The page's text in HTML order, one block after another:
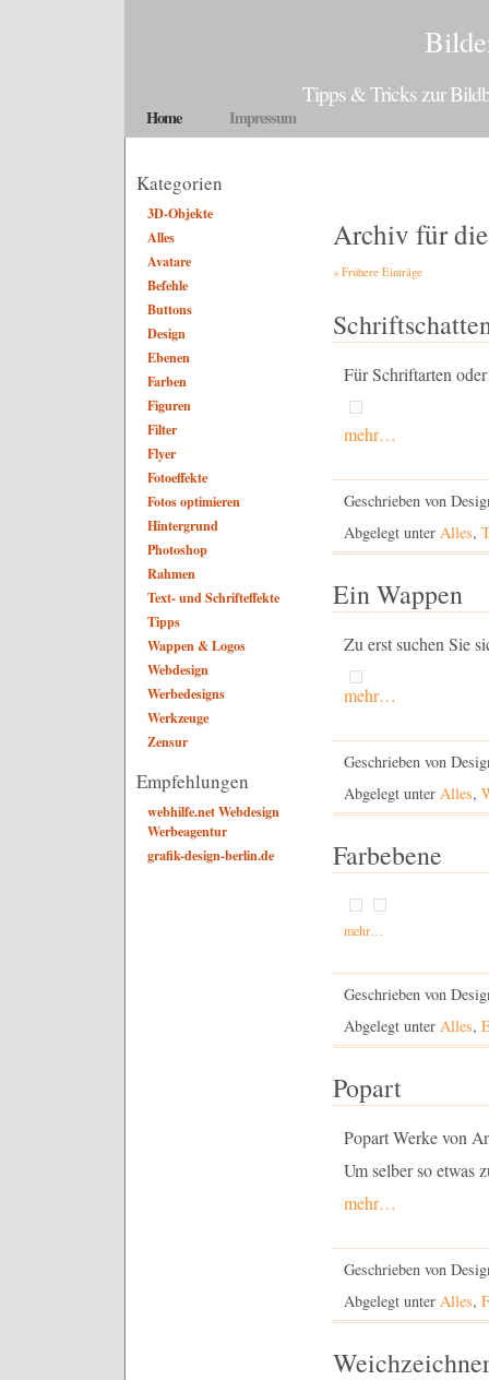
Tipps & Tricks zur
Home Impressum
Kategorien
3D-Objekte
Alles
Avatare
Befehle
Buttons
Design
Ebenen
Farben
Figuren
Filter
Flyer
Fotoeffekte
Fotos optimieren
Hintergrund
Photoshop
Rahmen
Text- und Schrifteffekte
Tipps
Wappen & Logos
Webdesign
Werbedesigns
Werkzeuge
Zensur
Empfehlungen
webhilfe.net Webdesign
Werbeagentur
grafik-design-berlin.de
Archiv für
« Frühere Einträge
Für Schriftarten
mehr…
Geschrieben von
Abgelegt unter Alles,
Ein Wappen
Zu erst suchen Sie
mehr…
Geschrieben von
Abgelegt unter Alles,
Farbebene
mehr…
Geschrieben von
Abgelegt unter Alles,
Popart
Popart Werke von
Um selber so etwas
mehr…
Geschrieben von
Abgelegt unter Alles,